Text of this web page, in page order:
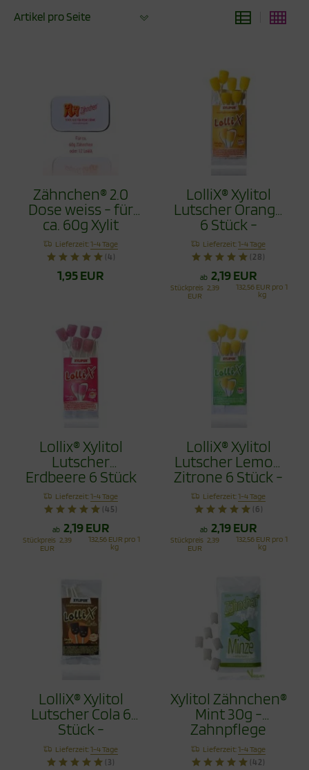
Artikel pro Seite
Zähnchen® 2.0
Dose weiss - für
ca. 60g Xylit
Zähnchen
Lieferzeit:1-4 Tage
(4)
1,95 EUR
LolliX® Xylitol
Lutscher Orange
6 Stück -
Zahnpflege mit
Stil
Lieferzeit:1-4 Tage
(28)
ab 2,19 EUR
Stückpreis 2,39
EUR
132,56 EUR pro 1
kg
Lollix® Xylitol
Lutscher
Erdbeere 6 Stück
- Zahnpflege mit
Stil
Lieferzeit:1-4 Tage
(45)
ab 2,19 EUR
Stückpreis 2,39
EUR
132,56 EUR pro 1
kg
LolliX® Xylitol
Lutscher Lemon
Zitrone 6 Stück -
Zahnpflege mit
Stil
Lieferzeit:1-4 Tage
(6)
ab 2,19 EUR
Stückpreis 2,39
EUR
132,56 EUR pro 1
kg
LolliX® Xylitol
Lutscher Cola 6
Stück -
Zahnpflege mit
Stil
Lieferzeit:1-4 Tage
(3)
Xylitol Zähnchen®
Mint 30g -
Zahnpflege
Bonbons
Lieferzeit:1-4 Tage
(42)